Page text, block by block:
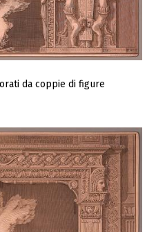
da coppie di figure